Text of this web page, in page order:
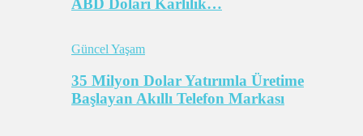
ABD Doları Karlılık…
Güncel Yaşam
35 Milyon Dolar Yatırımla Üretime
Başlayan Akıllı Telefon Markası